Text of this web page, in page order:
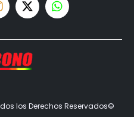
los Derechos Reservados©